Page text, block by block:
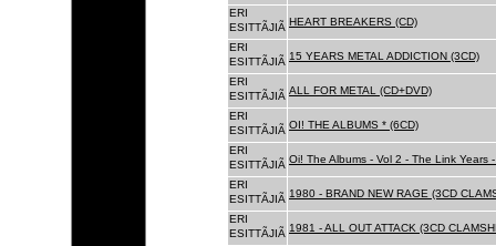
ERI
ESITTÃJIÃ HEART BREAKERS (CD)
ERI
ESITTÃJIÃ 15 YEARS METAL ADDICTION (3CD)
ERI
ESITTÃJIÃ ALL FOR METAL (CD+DVD)
ERI
ESITTÃJIÃ OI! THE ALBUMS * (6CD)
ERI
ESITTÃJIÃ Oi! The Albums - Vol 2 - The Link Years
ERI
ESITTÃJIÃ 1980 - BRAND NEW RAGE (3CD
ERI
ESITTÃJIÃ 1981 - ALL OUT ATTACK (3CD